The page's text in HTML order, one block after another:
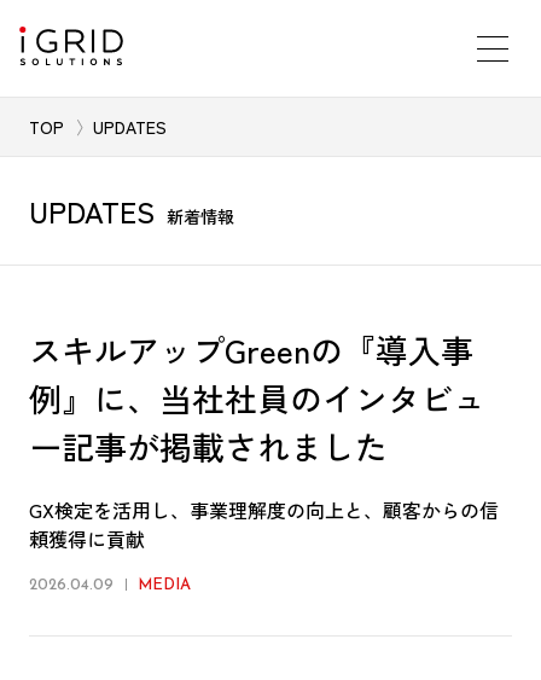
TOP UPDATES
UPDATES 新着情報
スキルアップGreenの『導入事
例』に、当社社員のインタビュ
ー記事が掲載されました
GX検定を活用し、事業理解度の向上と、顧客からの信
頼獲得に貢献
2026.04.09 MEDIA